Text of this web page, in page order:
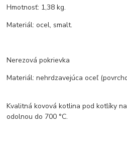
Hmotnosť: 1,38 kg.
Materiál: ocel, smalt.
Nerezová pokrievka
Materiál: nehrdzavejúca oceľ
Kvalitná kovová kotlina pod kotlíky
odolnou do 700 °C.